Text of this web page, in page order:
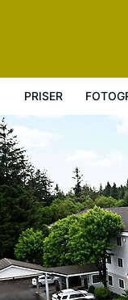
PRISER